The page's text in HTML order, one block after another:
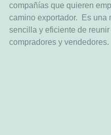
compañías que quieren
camino exportador.  Es una
sencilla y eficiente de reunir
compradores y vendedores.